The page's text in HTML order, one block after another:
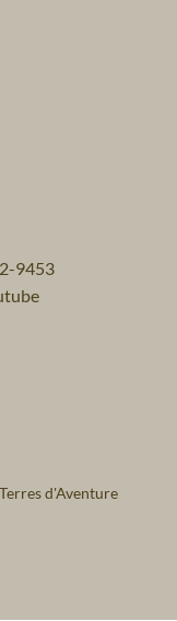
9453
d'Aventure